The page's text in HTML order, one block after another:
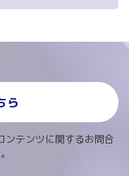
ら
ンテンツに関するお問合